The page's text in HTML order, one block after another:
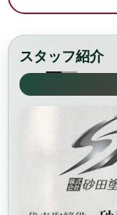
スタッフ紹介